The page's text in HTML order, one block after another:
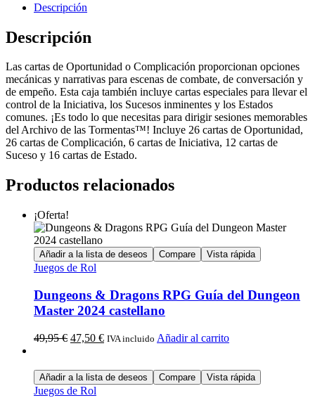
Descripción
Descripción
Las cartas de Oportunidad o Complicación proporcionan opciones
mecánicas y narrativas para escenas de combate, de conversación y
de empeño. Esta caja también incluye cartas especiales para llevar el
control de la Iniciativa, los Sucesos inminentes y los Estados
comunes. ¡Es todo lo que necesitas para dirigir sesiones memorables
del Archivo de las Tormentas™! Incluye 26 cartas de Oportunidad,
26 cartas de Complicación, 6 cartas de Iniciativa, 12 cartas de
Suceso y 16 cartas de Estado.
Productos relacionados
¡Oferta!
Añadir a la lista de deseos Compare Vista rápida
Juegos de Rol
Dungeons & Dragons RPG Guía del Dungeon
Master 2024 castellano
49,95€ 47,50 € IVA incluido Añadir al carrito
Añadir a la lista de deseos Compare Vista rápida
Juegos de Rol